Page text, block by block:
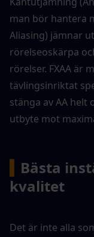
man bör hantera
Aliasing) jämnar
rörelseoskärpa
rörelser. FXAA är
tävlingsinriktat
stänga av AA helt
utbyte mot
Bästa
kvalitet
Det är inte alla